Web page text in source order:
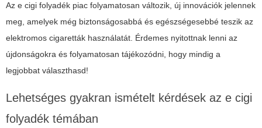
Az e cigi folyadék piac folyamatosan változik, új innovációk jelennek
meg, amelyek még biztonságosabbá és egészségesebbé teszik az
elektromos cigaretták használatát. Érdemes nyitottnak lenni az
újdonságokra és folyamatosan tájékozódni, hogy mindig a
legjobbat választhasd!
Lehetséges gyakran ismételt kérdések az e cigi
folyadék témában